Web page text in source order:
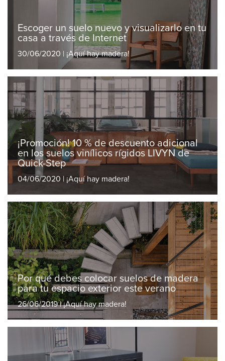
Escoger un suelo nuevo y visualizarlo en tu
casa a través de Internet
30/06/2020 | ¡Aquí hay madera!
¡Promoción! 10 % de descuento adicional
en los suelos vinílicos rígidos LIVYN de
Quick-Step
04/06/2020 | ¡Aquí hay madera!
Por qué debes colocar suelos de madera
para tu espacio exterior este verano
26/06/2019 | ¡Aquí hay madera!